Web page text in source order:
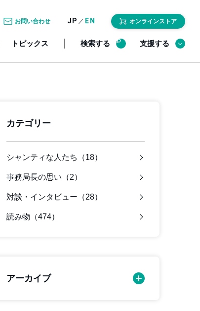
お問い合わせ JP ／ EN オンラインストア
トピックス 検索する 支援する
カテゴリー
シャンティな人たち（18）
事務局長の思い（2）
対談・インタビュー（28）
読み物（474）
アーカイブ